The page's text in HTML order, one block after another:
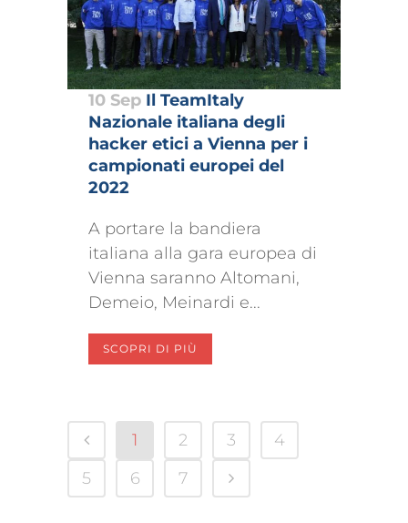
10 Sep Il TeamItaly
Nazionale italiana degli
hacker etici a Vienna per i
campionati europei del
2022
A portare la bandiera
italiana alla gara europea di
Vienna saranno Altomani,
Demeio, Meinardi e...
SCOPRI DI PIÙ
1 2 3
4
5
6 7